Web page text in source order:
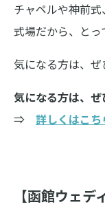
チャペルや神前
式場だから、と
気になる方は、ぜ
気になる方は、
⇒ 詳しくはこち
【函館ウェ